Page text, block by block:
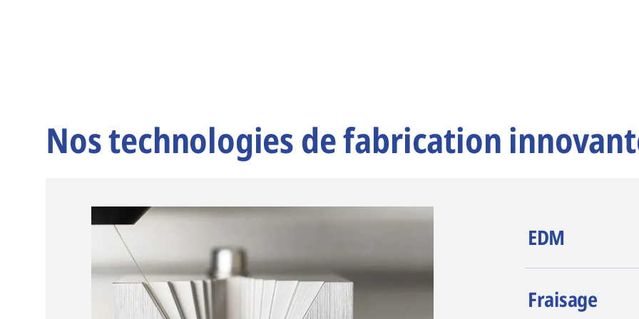
Nos technologies de fabrication
EDM
érosion (EDM).
Fraisage